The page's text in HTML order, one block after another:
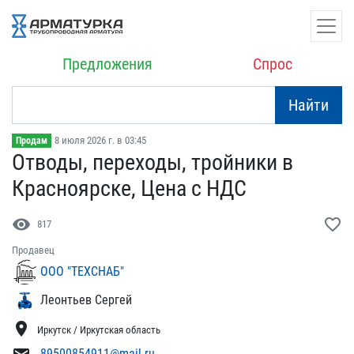
Предложения Спрос
Найти
Продам 8 июля 2026 г. в 03:45
Отводы, переходы, тройни​ки в
Красноярске, Цена с​ НДС
visibility 817 favorite_border
Продавец
ООО "ТЕХСНАБ"
Леонтьев Сергей
location_on Иркутск / Иркутская область